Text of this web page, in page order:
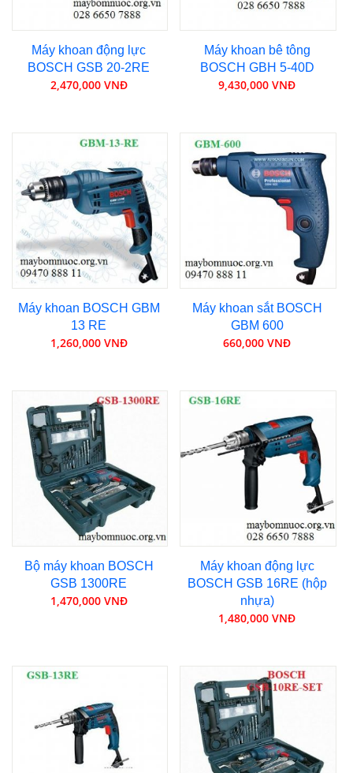
Máy khoan động lực
BOSCH GSB 20-2RE
2,470,000 VNĐ
Máy khoan bê tông
BOSCH GBH 5-40D
9,430,000 VNĐ
Máy khoan BOSCH GBM
13 RE
1,260,000 VNĐ
Máy khoan sắt BOSCH
GBM 600
660,000 VNĐ
Bộ máy khoan BOSCH
GSB 1300RE
1,470,000 VNĐ
Máy khoan động lực
BOSCH GSB 16RE (hộp
nhựa)
1,480,000 VNĐ